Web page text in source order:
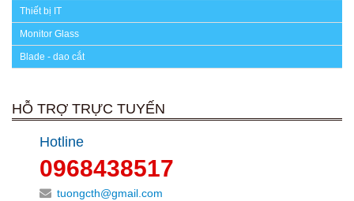
Thiết bị IT
Monitor Glass
Blade - dao cắt
HỖ TRỢ TRỰC TUYẾN
Hotline
0968438517
tuongcth@gmail.com